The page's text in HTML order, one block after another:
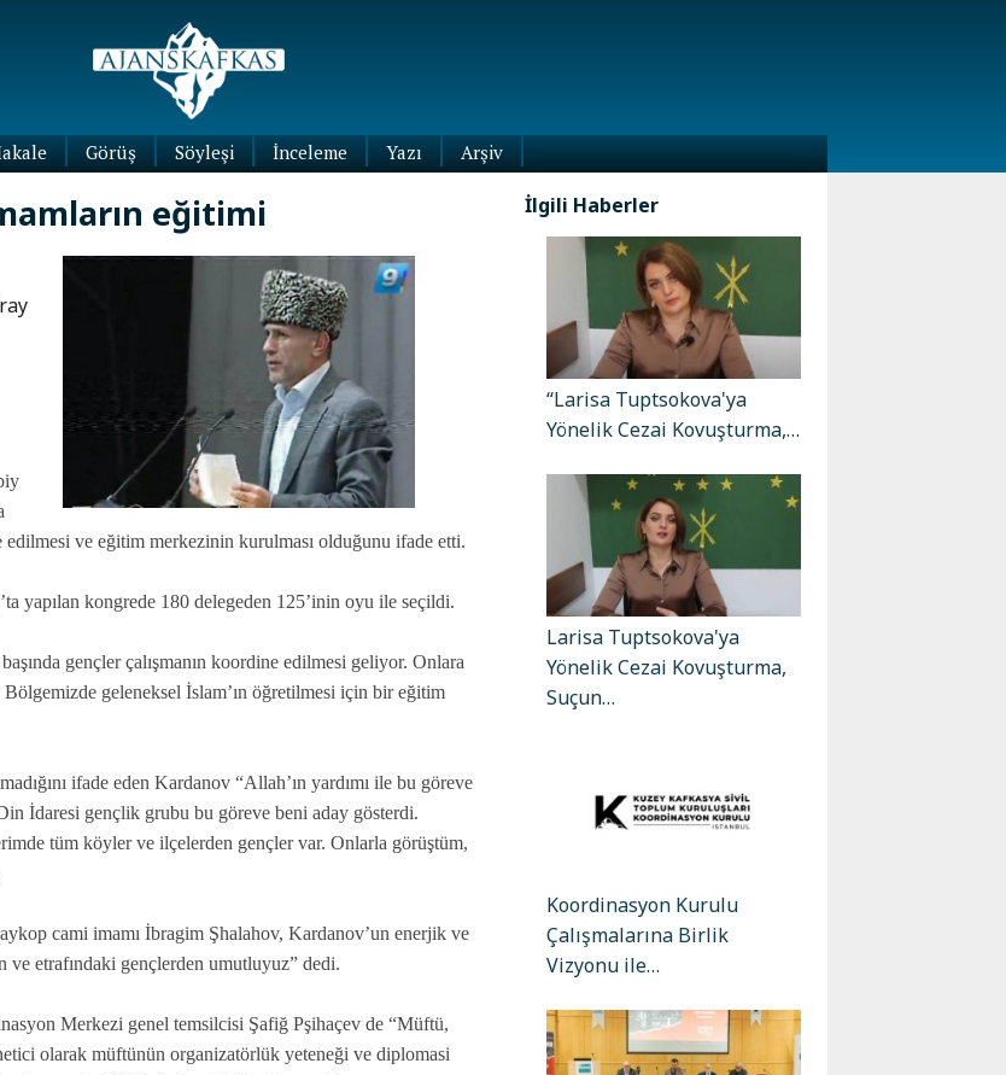
Görüş Söyleşi İnceleme
Yazı
Yazıları
Arşiv
eğitimi
ve eğitim merkezinin kurulması olduğunu ifade etti.
yapılan kongrede 180 delegeden 125’inin oyu ile seçildi.
gençler çalışmanın koordine edilmesi geliyor. Onlara
geleneksel İslam’ın öğretilmesi için bir eğitim
ifade eden Kardanov “Allah’ın yardımı ile bu göreve
İdaresi gençlik grubu bu göreve beni aday gösterdi.
tüm köyler ve ilçelerden gençler var. Onlarla görüştüm,
cami imamı İbragim Şhalahov, Kardanov’un enerjik ve
etrafındaki gençlerden umutluyuz” dedi.
Merkezi genel temsilcisi Şafiğ Pşihaçev de “Müftü,
olarak müftünün organizatörlük yeteneği ve diplomasi
İlgili Haberler
“Larisa Tuptsokova'ya
Yönelik Cezai Kovuşturma,…
Larisa Tuptsokova'ya
Yönelik Cezai Kovuşturma,
Suçun…
Koordinasyon Kurulu
Çalışmalarına Birlik
Vizyonu ile…